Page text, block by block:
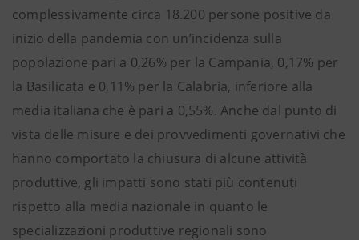
complessivamente circa 18.200 persone positive da
inizio della pandemia con un’incidenza sulla
popolazione pari a 0,26% per la Campania, 0,17% per
la Basilicata e 0,11% per la Calabria, inferiore alla
media italiana che è pari a 0,55%. Anche dal punto di
vista delle misure e dei provvedimenti governativi che
hanno comportato la chiusura di alcune attività
produttive, gli impatti sono stati più contenuti
rispetto alla media nazionale in quanto le
specializzazioni produttive regionali sono